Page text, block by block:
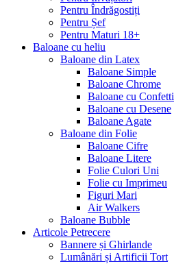
Pentru Îndrăgostiți
Pentru Șef
Pentru Maturi 18+
Baloane cu heliu
Baloane din Latex
Baloane Simple
Baloane Chrome
Baloane cu Confetti
Baloane cu Desene
Baloane Agate
Baloane din Folie
Baloane Cifre
Baloane Litere
Folie Culori Uni
Folie cu Imprimeu
Figuri Mari
Air Walkers
Baloane Bubble
Articole Petrecere
Bannere și Ghirlande
Lumânări și Artificii Tort